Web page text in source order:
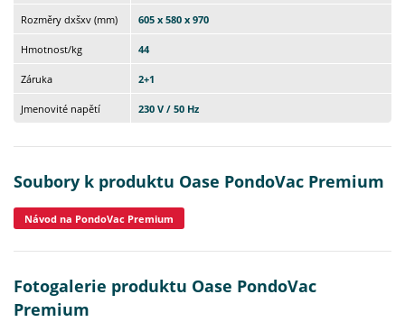
Rozměry dxšxv (mm) 605 x 580 x 970
Hmotnost/kg 44
Záruka 2+1
Jmenovité napětí 230 V / 50 Hz
Soubory k produktu Oase PondoVac Premium
Návod na PondoVac Premium
Fotogalerie produktu Oase PondoVac
Premium